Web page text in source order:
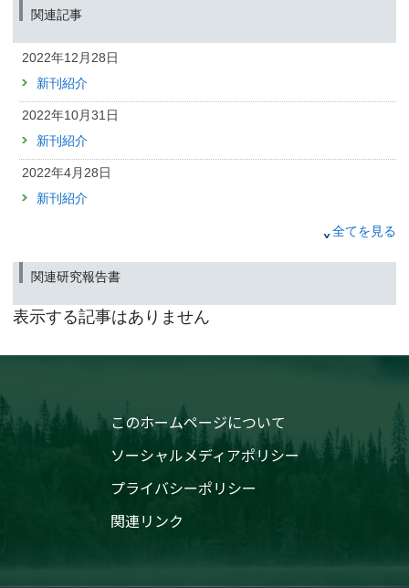
測定技術の進歩と観測研究の発展
国立環境研究所『環境儀』第87号の刊行について
（筑波研究学園都市記者会、環境省記者クラブ、環境記者会同時配付）
海洋環境への地球温暖化の影響
国立環境研究所『環境儀』第86号の刊行について
（筑波研究学園都市記者会、環境記者会、環境省記者クラブ同時配付）
2022年6月30日
大気汚染と気候の複合問題への挑戦
2022年3月31日
顕微鏡下で識別する環境情報
国立環境研究所『環境儀』第84号の刊行について
関連記事
2022年12月28日
新刊紹介
2022年10月31日
新刊紹介
2022年4月28日
新刊紹介
2021年10月29日
新刊紹介
2021年4月30日
新刊紹介
全てを見る
関連研究報告書
表示する記事はありません
このホームページについて
ソーシャルメディアポリシー
プライバシーポリシー
関連リンク